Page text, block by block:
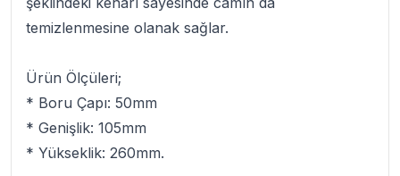
temizlenmesine olanak sağlar.
Ürün Ölçüleri;
* Boru Çapı: 50mm
* Genişlik: 105mm
* Yükseklik: 260mm.